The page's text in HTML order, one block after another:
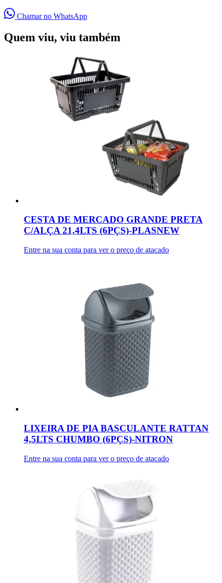
Chamar no WhatsApp
Quem viu, viu também
CESTA DE MERCADO GRANDE PRETA
C/ALÇA 21,4LTS (6PÇS)-PLASNEW
Entre na sua conta para ver o preço de atacado
LIXEIRA DE PIA BASCULANTE RATTAN
4,5LTS CHUMBO (6PÇS)-NITRON
Entre na sua conta para ver o preço de atacado